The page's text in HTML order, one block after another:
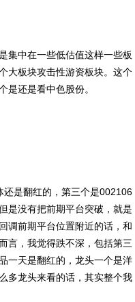
集中在一些低估值这样一些板
大板块攻击性游资板块。这个
是还是看中色股份。
是翻红的，第三个是002106
是没有把前期平台突破，就是
调前期平台位置附近的话，和
言，我觉得跌不深，包括第三
一天是翻红的，龙头一个是洋
多龙头来看的话，其实整个我